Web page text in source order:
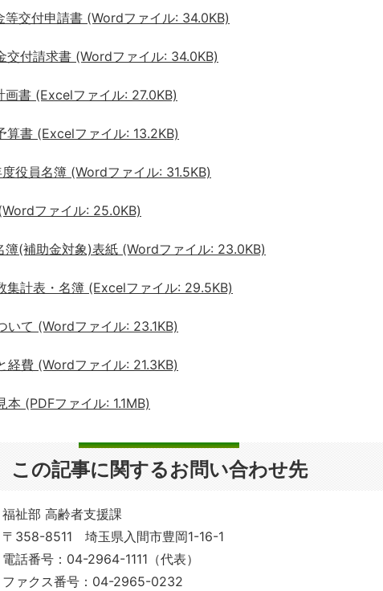
等交付申請書 (Wordファイル: 34.0KB)
交付請求書 (Wordファイル: 34.0KB)
画書 (Excelファイル: 27.0KB)
算書 (Excelファイル: 13.2KB)
役員名簿 (Wordファイル: 31.5KB)
ファイル: 25.0KB)
簿(補助金対象)表紙 (Wordファイル: 23.0KB)
集計表・名簿 (Excelファイル: 29.5KB)
いて (Wordファイル: 23.1KB)
経費 (Wordファイル: 21.3KB)
本 (PDFファイル: 1.1MB)
この記事に関するお問い合わせ先
福祉部 高齢者支援課
〒358-8511 埼玉県入間市豊岡1-16-1
電話番号：04-2964-1111（代表）
ファクス番号：04-2965-0232